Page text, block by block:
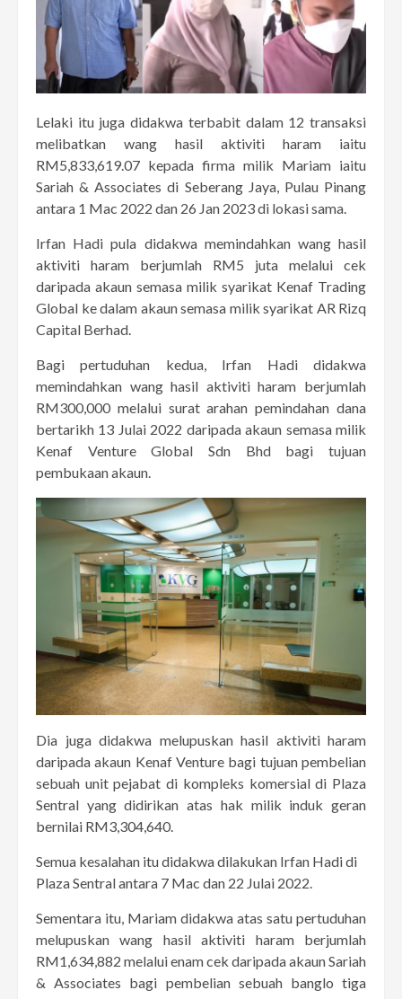
Lelaki itu juga didakwa terbabit dalam 12 transaksi
melibatkan wang hasil aktiviti haram iaitu
RM5,833,619.07 kepada firma milik Mariam iaitu
Sariah & Associates di Seberang Jaya, Pulau Pinang
antara 1 Mac 2022 dan 26 Jan 2023 di lokasi sama.
Irfan Hadi pula didakwa memindahkan wang hasil
aktiviti haram berjumlah RM5 juta melalui cek
daripada akaun semasa milik syarikat Kenaf Trading
Global ke dalam akaun semasa milik syarikat AR Rizq
Capital Berhad.
Bagi pertuduhan kedua, Irfan Hadi didakwa
memindahkan wang hasil aktiviti haram berjumlah
RM300,000 melalui surat arahan pemindahan dana
bertarikh 13 Julai 2022 daripada akaun semasa milik
Kenaf Venture Global Sdn Bhd bagi tujuan
pembukaan akaun.
Dia juga didakwa melupuskan hasil aktiviti haram
daripada akaun Kenaf Venture bagi tujuan pembelian
sebuah unit pejabat di kompleks komersial di Plaza
Sentral yang didirikan atas hak milik induk geran
bernilai RM3,304,640.
Semua kesalahan itu didakwa dilakukan Irfan Hadi di
Plaza Sentral antara 7 Mac dan 22 Julai 2022.
Sementara itu, Mariam didakwa atas satu pertuduhan
melupuskan wang hasil aktiviti haram berjumlah
RM1,634,882 melalui enam cek daripada akaun Sariah
& Associates bagi pembelian sebuah banglo tiga